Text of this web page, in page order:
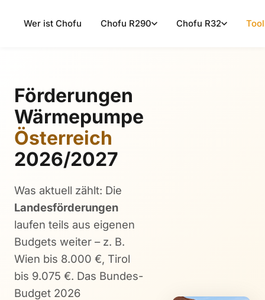
Wer ist Chofu Chofu R290 Chofu R32
Förderungen
Wärmepumpe
Österreich
2026/2027
Was aktuell zählt: Die
Landesförderungen
laufen teils aus eigenen
Budgets weiter – z. B.
Wien bis 8.000 €, Tirol
bis 9.075 €. Das Bundes-
Budget 2026